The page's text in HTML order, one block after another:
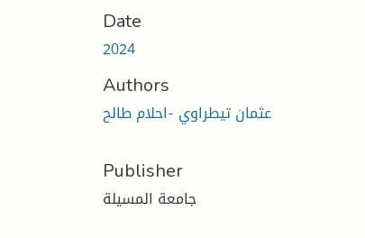
Date
2024
Authors
عثمان تيطراوي -احلام طالح
Publisher
جامعة المسيلة